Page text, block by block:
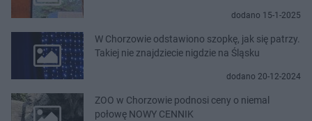
dodano 15-1-2025
W Chorzowie odstawiono szopkę, jak się patrzy.
Takiej nie znajdziecie nigdzie na Śląsku
dodano 20-12-2024
ZOO w Chorzowie podnosi ceny o niemal
połowę NOWY CENNIK